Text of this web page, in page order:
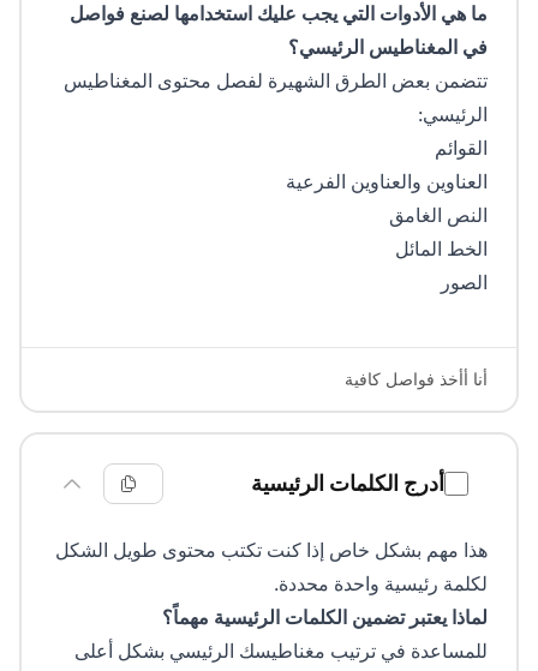
ما هي الأدوات التي يجب عليك استخدامها لصنع فواصل
في المغناطيس الرئيسي؟
تتضمن بعض الطرق الشهيرة لفصل محتوى المغناطيس
الرئيسي:
القوائم
العناوين والعناوين الفرعية
النص الغامق
الخط المائل
الصور
أنا أأخذ فواصل كافية
أدرج الكلمات الرئيسية
هذا مهم بشكل خاص إذا كنت تكتب محتوى طويل الشكل
لكلمة رئيسية واحدة محددة.
لماذا يعتبر تضمين الكلمات الرئيسية مهماً؟
للمساعدة في ترتيب مغناطيسك الرئيسي بشكل أعلى